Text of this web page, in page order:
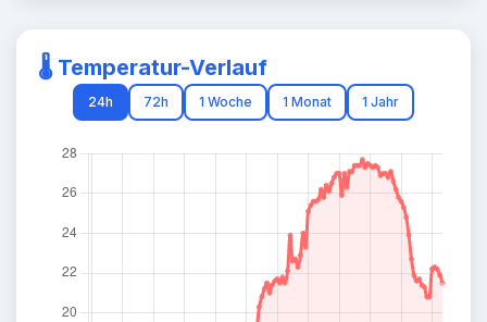
🌡️ Temperatur-Verlauf
24h 72h 1 Woche 1 Monat 1 Jahr